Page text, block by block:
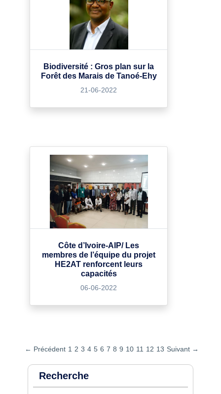
Biodiversité : Gros plan sur la
Forêt des Marais de Tanoé-Ehy
21-06-2022
Côte d’Ivoire-AIP/ Les
membres de l’équipe du projet
HE2AT renforcent leurs
capacités
06-06-2022
← Précédent 1 2 3 4 5 6 7 8 9 10 11 12 13 Suivant →
Recherche